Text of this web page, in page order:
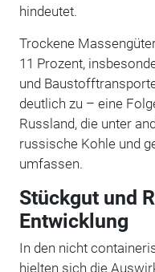
hindeutet.
Trockene
11 Prozent,
und
deutlich zu – eine
Russland, die unter
russische Kohle und
umfassen.
Stückgut und
Entwicklung
In den nicht
hielten sich die